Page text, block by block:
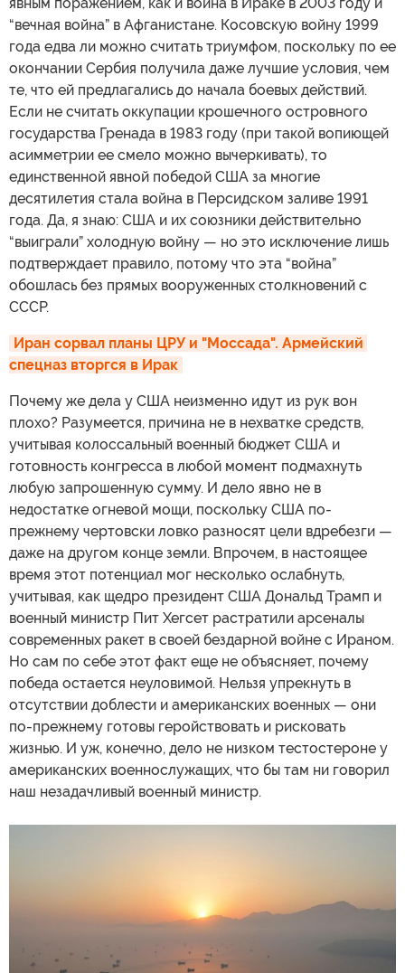
“вечная война” в Афганистане. Косовскую войну 1999
года едва ли можно считать триумфом, поскольку по ее
окончании Сербия получила даже лучшие условия, чем
те, что ей предлагались до начала боевых действий.
Если не считать оккупации крошечного островного
государства Гренада в 1983 году (при такой вопиющей
асимметрии ее смело можно вычеркивать), то
единственной явной победой США за многие
десятилетия стала война в Персидском заливе 1991
года. Да, я знаю: США и их союзники действительно
“выиграли” холодную войну — но это исключение лишь
подтверждает правило, потому что эта “война”
обошлась без прямых вооруженных столкновений с
СССР.
Иран сорвал планы ЦРУ и "Моссада". Армейский
спецназ вторгся в Ирак
Почему же дела у США неизменно идут из рук вон
плохо? Разумеется, причина не в нехватке средств,
учитывая колоссальный военный бюджет США и
готовность конгресса в любой момент подмахнуть
любую запрошенную сумму. И дело явно не в
недостатке огневой мощи, поскольку США по-
прежнему чертовски ловко разносят цели вдребезги —
даже на другом конце земли. Впрочем, в настоящее
время этот потенциал мог несколько ослабнуть,
учитывая, как щедро президент США Дональд Трамп и
военный министр Пит Хегсет растратили арсеналы
современных ракет в своей бездарной войне с Ираном.
Но сам по себе этот факт еще не объясняет, почему
победа остается неуловимой. Нельзя упрекнуть в
отсутствии доблести и американских военных — они
по-прежнему готовы геройствовать и рисковать
жизнью. И уж, конечно, дело не низком тестостероне у
американских военнослужащих, что бы там ни говорил
наш незадачливый военный министр.